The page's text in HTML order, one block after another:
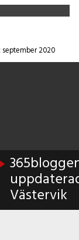
2020
Västervik